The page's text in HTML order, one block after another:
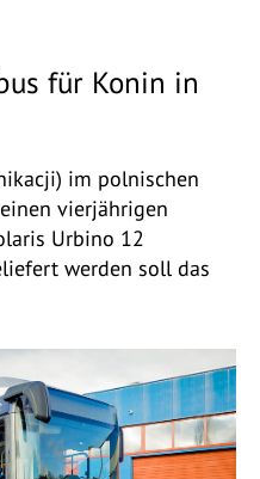
für Konin in
im polnischen
vierjährigen
Urbino 12
werden soll das